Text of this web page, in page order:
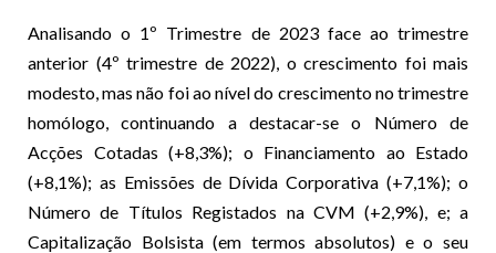
Analisando o 1º Trimestre de 2023 face ao trimestre
anterior (4º trimestre de 2022), o crescimento foi mais
modesto, mas não foi ao nível do crescimento no trimestre
homólogo, continuando a destacar-se o Número de
Acções Cotadas (+8,3%); o Financiamento ao Estado
(+8,1%); as Emissões de Dívida Corporativa (+7,1%); o
Número de Títulos Registados na CVM (+2,9%), e; a
Capitalização Bolsista (em termos absolutos) e o seu